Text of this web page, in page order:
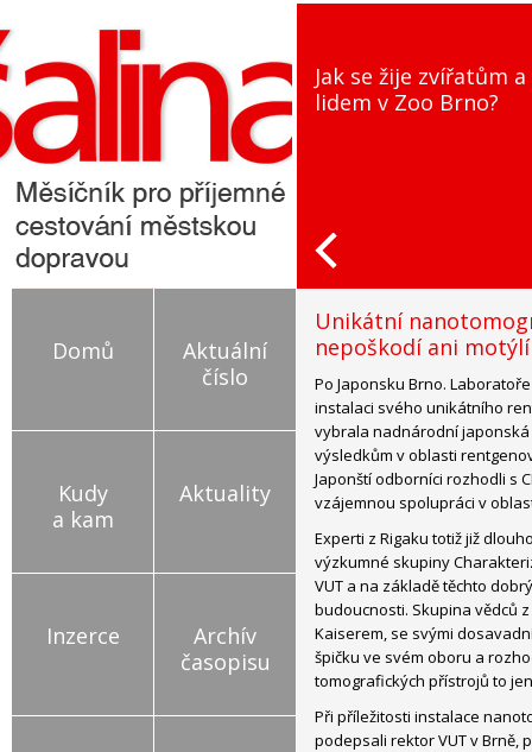
Jak se žije zvířatům a
lidem v Zoo Brno?
Domů
Aktuální
číslo
Kudy
a kam
Aktuality
Inzerce
Archív
časopisu
Unikátní
nepoškodí ani
Po Japonsku Brno.
instalaci svého unikátního
vybrala nadnárodní japonská
výsledkům v oblasti
Japonští odborníci rozhodli s
vzájemnou spolupráci v
Experti z Rigaku totiž již
výzkumné skupiny
VUT a na základě těchto
budoucnosti. Skupina vědců z
Kaiserem, se svými
špičku ve svém oboru a
tomografických přístrojů to
Při příležitosti instalace
podepsali rektor VUT v Brně,